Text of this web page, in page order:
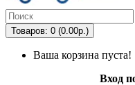
Товаров: 0 (0.00р.)
Ваша корзина пуста!
Вход